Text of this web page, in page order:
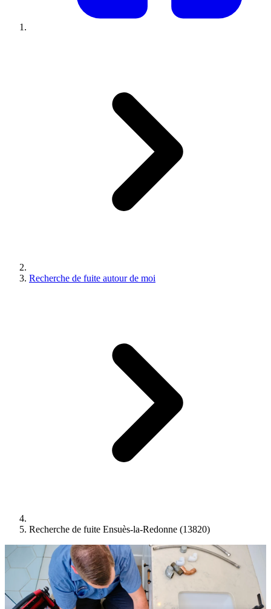
Recherche de fuite autour de moi
Recherche de fuite Ensuès-la-Redonne (13820)